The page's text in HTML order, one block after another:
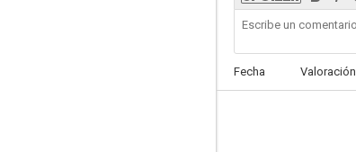
Fecha Valoración